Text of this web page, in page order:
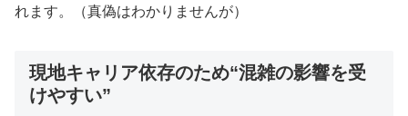
れます。（真偽はわかりませんが）
現地キャリア依存のため“混雑の影響を受
けやすい”